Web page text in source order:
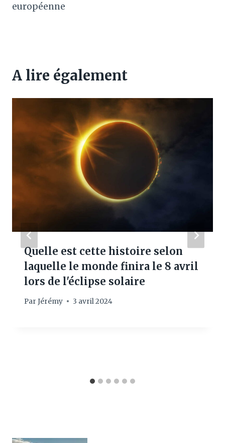
européenne
A lire également
Quelle est cette histoire selon
laquelle le monde finira le 8 avril
lors de l'éclipse solaire
Par Jérémy 3 avril 2024